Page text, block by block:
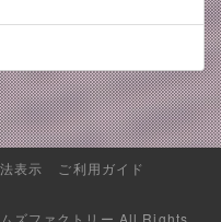
表示
ご利用ガイド
ズファクトリー All Rights